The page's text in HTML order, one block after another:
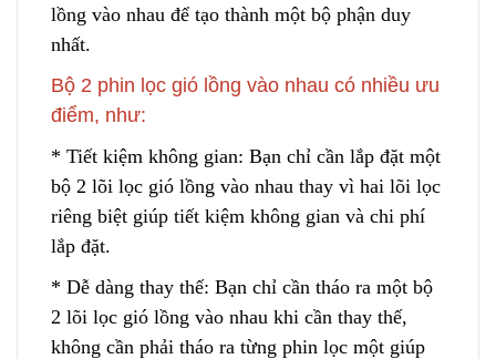
lồng vào nhau để tạo thành một bộ phận duy
nhất.
Bộ 2 phin lọc gió lồng vào nhau có nhiều ưu
điểm, như:
* Tiết kiệm không gian: Bạn chỉ cần lắp đặt một
bộ 2 lõi lọc gió lồng vào nhau thay vì hai lõi lọc
riêng biệt giúp tiết kiệm không gian và chi phí
lắp đặt.
* Dễ dàng thay thế: Bạn chỉ cần tháo ra một bộ
2 lõi lọc gió lồng vào nhau khi cần thay thế,
không cần phải tháo ra từng phin lọc một giúp